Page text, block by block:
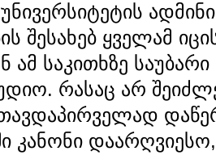
შესახებ ყველამ
საკითხზე
რასაც არ
კანონი